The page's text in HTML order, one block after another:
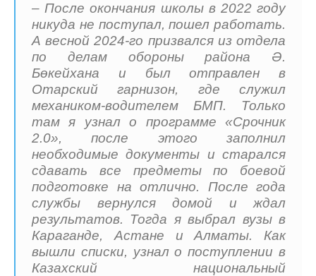
– После окончания школы в 2022 году
никуда не поступал, пошел работать.
А весной 2024-го призвался из отдела
по делам обороны района Ә.
Бөкейхана и был отправлен в
Отарский гарнизон, где служил
механиком-водителем БМП. Только
там я узнал о программе «Срочник
2.0», после этого заполнил
необходимые документы и старался
сдавать все предметы по боевой
подготовке на отлично. После года
службы вернулся домой и ждал
результатов. Тогда я выбрал вузы в
Караганде, Астане и Алматы. Как
вышли списки, узнал о поступлении в
Казахский национальный